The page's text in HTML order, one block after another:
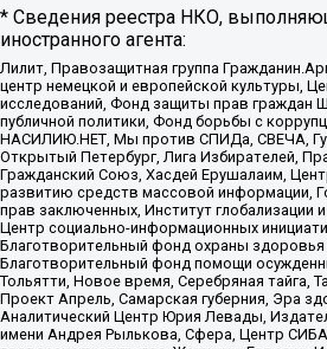
* Сведения реестра НКО,
иностранного агента:
Лилит, Правозащитная группа
центр немецкой и европейской культуры,
исследований, Фонд защиты прав граждан
публичной политики, Фонд борьбы с
НАСИЛИЮ.НЕТ, Мы против СПИДа, СВЕЧА,
Открытый Петербург, Лига Избирателей,
Гражданский Союз, Хасдей Ерушалаим,
развитию средств массовой информации,
прав заключенных, Институт глобализации
Центр социально-информационных
Благотворительный фонд охраны здоровья
Благотворительный фонд помощи
Тольятти, Новое время, Серебряная тайга,
Проект Апрель, Самарская губерния, Эра
Аналитический Центр Юрия Левады,
имени Андрея Рылькова, Сфера, Центр